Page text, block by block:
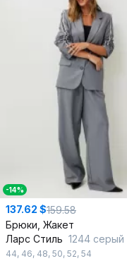
-14%
137.62 $159.58
Брюки, Жакет
Ларс Стиль 1244 серый
44, 46, 48, 50, 52, 54